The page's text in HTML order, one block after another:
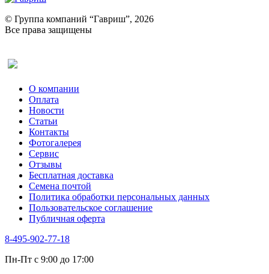
Ревень
Рукола
Рута
Тмин
Трава для чая
Туласи
Укроп
Фенхель пряный
Хризантема овощная
Цикорий пряный
Цикорий салатный (Витлуф)
Черемша
Шпинат
Щавель
Эндивий
Эстрагон
Алтей
Бессмертник
© Группа компаний “Гавриш”, 2026
Все права защищены
О компании
Оплата
Новости
Статьи
Контакты
Фотогалерея​
Сервис
Отзывы
Бесплатная доставка
Семена почтой
Политика обработки персональных данных
Пользовательское соглашение
Публичная оферта
8-495-902-77-18
Пн-Пт с 9:00 до 17:00